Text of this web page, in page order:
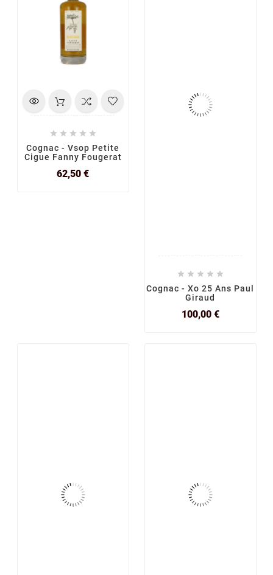
    
Cognac - Vsop Petite
Cigue Fanny Fougerat
62,50 €Prix
    
Cognac - Xo 25 Ans Paul
Giraud
100,00 €Prix